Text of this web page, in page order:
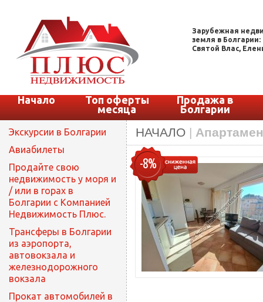
Зарубежная
земля в
Святой Влас,
Начало
Топ оферты
месяца
Продажа в
Болгарии
Экскурсии в Болгарии
Авиабилеты
Продайте свою
недвижимость у моря и
/ или в горах в
Болгарии с Компанией
Недвижимость Плюс.
Трансферы в Болгарии
из аэропорта,
автовокзала и
железнодорожного
вокзала
Прокат автомобилей в
НАЧАЛО |
-8%